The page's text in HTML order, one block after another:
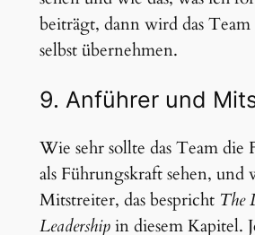
beiträgt, dann wird das
selbst übernehmen.
9. Anführer und
Wie sehr sollte das Team die
als Führungskraft sehen, und
Mitstreiter, das bespricht The
Leadershipin diesem Kapitel.